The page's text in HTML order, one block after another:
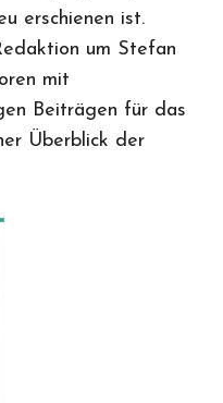
erschienen ist.
um Stefan
mit
Beiträgen für das
Überblick der